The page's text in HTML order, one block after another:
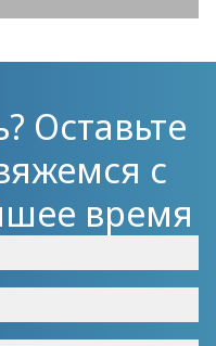
Оставьте
с
время